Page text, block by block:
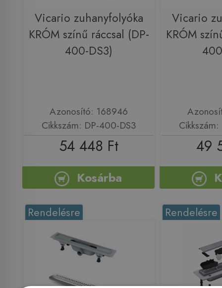
Vicario zuhanyfolyóka
KRÓM színű ráccsal (DP-
400-DS3)
Azonosító: 168946
Cikkszám: DP-400-DS3
54 448 Ft
Kosárba
Vicario
KRÓM
49
Rendelésre Rendelésre